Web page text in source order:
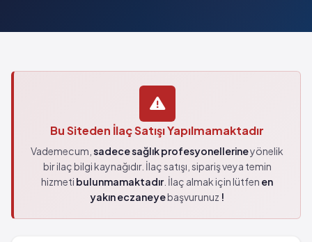
Bu Siteden İlaç Satışı Yapılmamaktadır
Vademecum, sadece sağlık profesyonellerineyönelik
bir ilaç bilgi kaynağıdır. İlaç satışı, sipariş veya temin
hizmeti bulunmamaktadır. İlaç almak için lütfen en
yakın eczaneyebaşvurunuz !